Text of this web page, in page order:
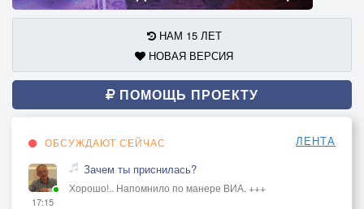
НАМ 15 ЛЕТ
НОВАЯ ВЕРСИЯ
ПОМОЩЬ ПРОЕКТУ
ОБСУЖДАЮТ СЕЙЧАС ЛЕНТА
17:15
Зачем ты приснилась?
Хорошо!.. Напомнило по манере ВИА. +++